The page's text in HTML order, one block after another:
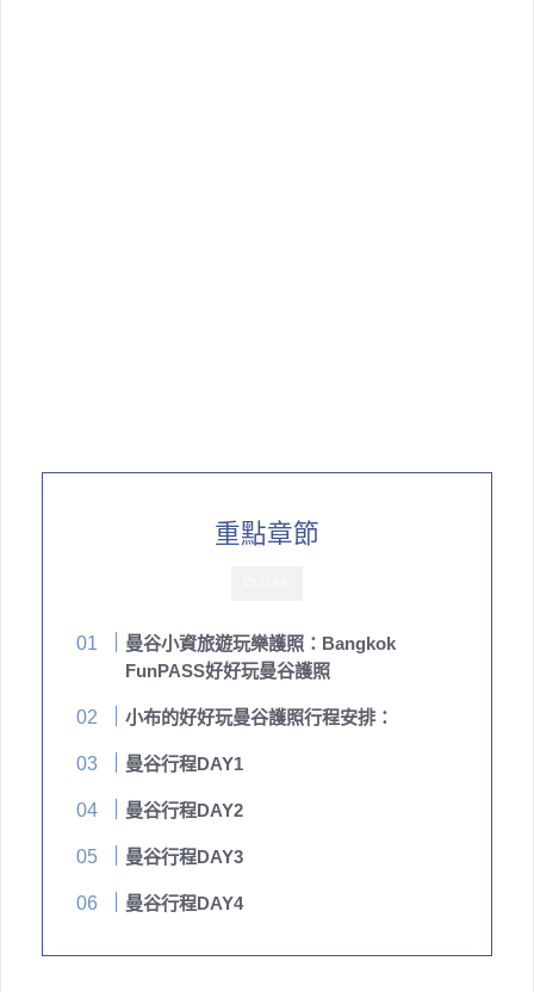
重點章節
曼谷小資旅遊玩樂護照：Bangkok
FunPASS好好玩曼谷護照
小布的好好玩曼谷護照行程安排：
曼谷行程DAY1
曼谷行程DAY2
曼谷行程DAY3
曼谷行程DAY4